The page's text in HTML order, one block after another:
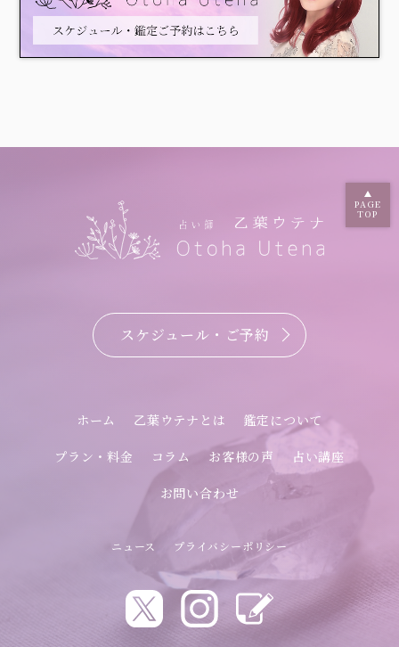
PAGE
TOP
スケジュール・ご予約
ホーム 乙葉ウテナとは 鑑定について
プラン・料金 コラム お客様の声 占い講座
お問い合わせ
ニュース プライバシーポリシー